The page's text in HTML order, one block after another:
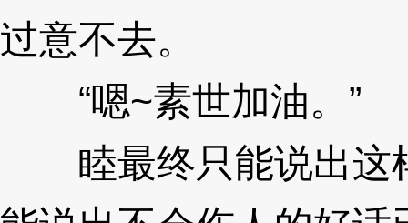
过意不去。
“嗯~素世加油。”
睦最终只能说出这